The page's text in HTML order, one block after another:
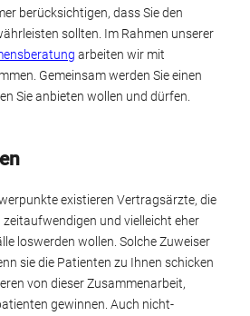
berücksichtigen, dass Sie den
sollten. Im Rahmen unserer
arbeiten wir mit
Gemeinsam werden Sie einen
Sie anbieten wollen und dürfen.
existieren Vertragsärzte, die
zeitaufwendigen und vielleicht eher
loswerden wollen. Solche Zuweiser
sie die Patienten zu Ihnen schicken
von dieser Zusammenarbeit,
gewinnen. Auch nicht-